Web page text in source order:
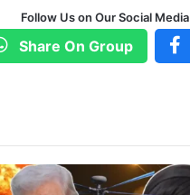
Follow Us on Our Social Media
Share On Group